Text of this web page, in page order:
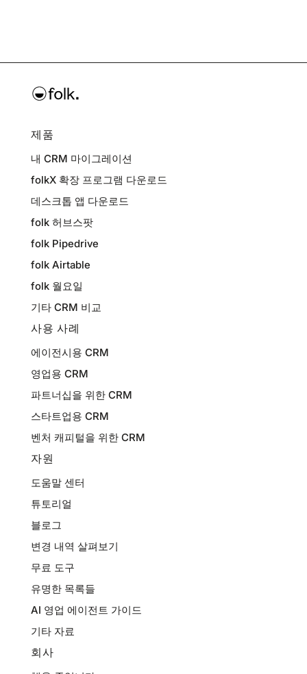
제품
내 CRM 마이그레이션
folkX 확장 프로그램 다운로드
데스크톱 앱 다운로드
folk 허브스팟
folk Pipedrive
folk Airtable
folk 월요일
기타 CRM 비교
사용 사례
에이전시용 CRM
영업용 CRM
파트너십을 위한 CRM
스타트업용 CRM
벤처 캐피털을 위한 CRM
자원
도움말 센터
튜토리얼
블로그
변경 내역 살펴보기
무료 도구
유명한 목록들
AI 영업 에이전트 가이드
기타 자료
회사